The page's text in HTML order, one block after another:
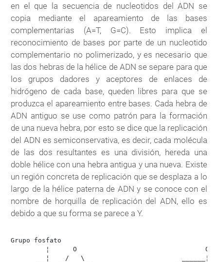
en el que la secuencia de nucleotidos del ADN se
copia mediante el apareamiento de las bases
complementarias (A=T, G=C). Esto implica el
reconocimiento de bases por parte de un nucleotido
complementario no polimerizado, y es necesario que
las dos hebras de la hélice de ADN se separe para que
los grupos dadores y aceptores de enlaces de
hidrógeno de cada base, queden libres para que se
produzca el apareamiento entre bases. Cada hebra de
ADN antiguo se use como patrón para la formación
de una nueva hebra, por esto se dice que la replicación
del ADN es semiconservativa, es decir, cada molécula
de las dos resultantes es una división, hereda una
doble hélice con una hebra antigua y una nueva. Existe
un región concreta de replicación que se desplaza a lo
largo de la hélice paterna de ADN y se conoce con el
nombre de horquilla de replicación del ADN, ello es
debido a que su forma se parece a Y.
Grupo fosfato
         ¦      O                                 O
         ¦    /   \                         ______¦